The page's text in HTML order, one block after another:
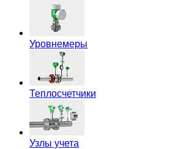
Уровнемеры
Теплосчетчики
Узлы учета